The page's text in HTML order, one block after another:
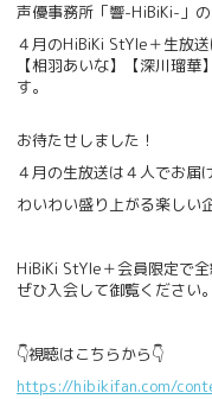
声優事務所「響-HiBiKi-」
４月のHiBiKi StYle＋生放送
【相羽あいな】【深川瑠
す。
お待たせしました！
４月の生放送は４人でお届
わいわい盛り上がる楽しい
HiBiKi StYle＋会員限定で全
ぜひ入会して御覧ください。
👇視聴はこちらから👇
https://hibikifan.com/